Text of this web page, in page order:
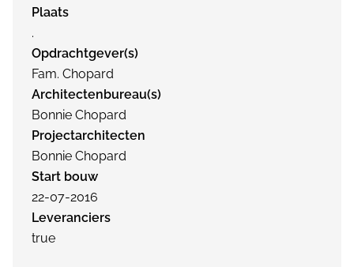
Plaats
.
Opdrachtgever(s)
Fam. Chopard
Architectenbureau(s)
Bonnie Chopard
Projectarchitecten
Bonnie Chopard
Start bouw
22-07-2016
Leveranciers
true